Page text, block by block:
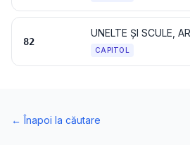
82
CAPITOL
←Înapoi la căutare